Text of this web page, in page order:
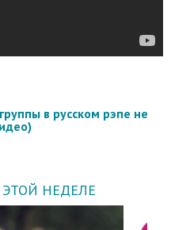
в русском рэпе не
НЕДЕЛЕ